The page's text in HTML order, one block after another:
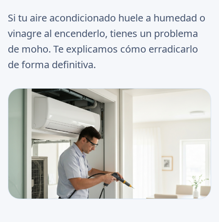
Si tu aire acondicionado huele a humedad o
vinagre al encenderlo, tienes un problema
de moho. Te explicamos cómo erradicarlo
de forma definitiva.